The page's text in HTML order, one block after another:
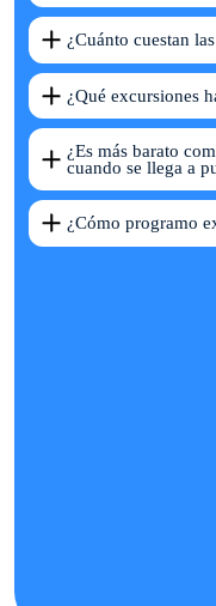
¿Cuánto cuestan
¿Qué excursiones
¿Es más barato
cuando se llega a
¿Cómo programo